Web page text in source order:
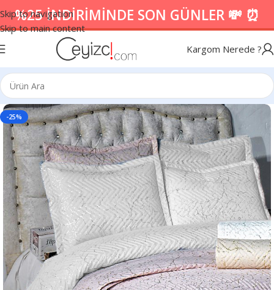
Skip to navigation
Skip to main content
%25 İNDİRİMİNDE SON GÜNLER 💸 ⏰
Kargom Nerede ?
-25%